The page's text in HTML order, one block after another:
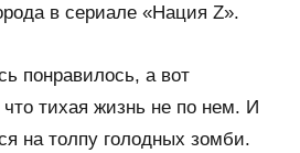
в сериале «Нация Z».
понравилось, а вот
тихая жизнь не по нем. И
на толпу голодных зомби.